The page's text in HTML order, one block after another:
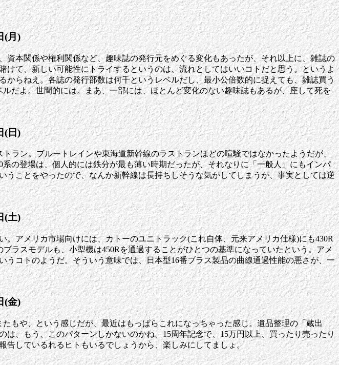
(月)
本関係や権利関係など、趣味誌の発行元をめぐる変化もあったが、それ以上に、雑誌の
て、新しい可能性にトライするというのは、流れとしてはいいコトだと思う。というよ
らねえ。各誌の発行部数は何千というレベルだし、最小公倍数的に捉えても、雑誌買う
だよ。世間的には。まあ、一部には、ほとんど変化のない趣味誌もあるが、座して死を
(日)
ラン。ブルートレインや東海道新幹線のラストランほどの喧騒ではなかったようだが、
の登場は、個人的には鉄分が最も薄い時期だったが、それなりに「一般人」にもインパ
ことをやったので、なんか新幹線は長持ちしそうな気がしてしまうが、事実としては逆
(土)
アメリカ市場向けには、カトーのユニトラック(これ自体、元来アメリカ仕様)にも430R
ラスモデルも、小型機は450Rを通過することがひとつの基準になっていたという。アメ
コトのようだ。そういう意味では、日本型16番ブラス製品の曲線通過性能の悪さが、一
(金)
もや、という感じだが、最近はもっぱらこれになっちゃった感じ。遺品整理の「蔵出
、もう、このパターンしかないのかね。15周年記念で、15万円以上、買ったり売ったり
告しているれるヒトもいるでしょうから、楽しみにしてましょ。